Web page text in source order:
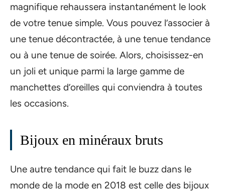
magnifique rehaussera instantanément le look
de votre tenue simple. Vous pouvez l’associer à
une tenue décontractée, à une tenue tendance
ou à une tenue de soirée. Alors, choisissez-en
un joli et unique parmi la large gamme de
manchettes d’oreilles qui conviendra à toutes
les occasions.
Bijoux en minéraux bruts
Une autre tendance qui fait le buzz dans le
monde de la mode en 2018 est celle des bijoux